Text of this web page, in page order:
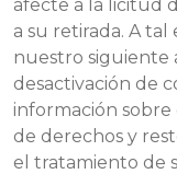
afecte a la licitud
a su retirada. A
nuestro siguiente
desactivación de
información
de derechos y
el tratamiento de